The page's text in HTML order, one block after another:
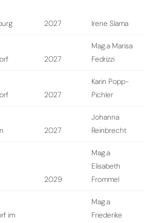
2027 Irene Slama
2027
Mag.a Marisa
Fedrizzi
2027
Karin Popp-
Pichler
2027
Johanna
Reinbrecht
2029
Mag.a
Elisabeth
Frommel
im
Mag.a
Friederike